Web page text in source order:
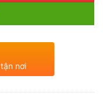
nơi